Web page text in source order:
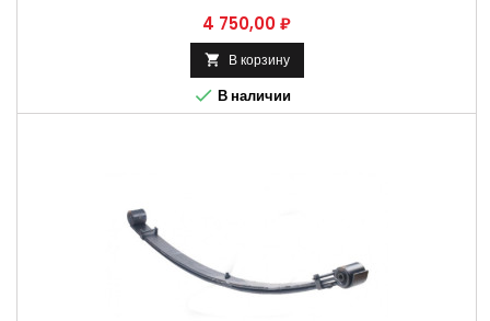
Цена
4 750,00 ₽
 В корзину
 В наличии